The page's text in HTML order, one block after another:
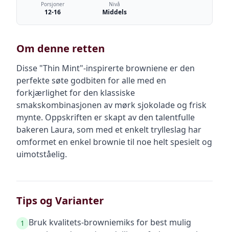
Porsjoner
12-16
Nivå
Middels
Om denne retten
Disse "Thin Mint"-inspirerte browniene er den
perfekte søte godbiten for alle med en
forkjærlighet for den klassiske
smakskombinasjonen av mørk sjokolade og frisk
mynte. Oppskriften er skapt av den talentfulle
bakeren Laura, som med et enkelt trylleslag har
omformet en enkel brownie til noe helt spesielt og
uimotståelig.
Tips og Varianter
1
Bruk kvalitets-browniemiks for best mulig